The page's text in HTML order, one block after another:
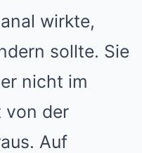
wirkte,
sollte. Sie
nicht im
von der
Auf